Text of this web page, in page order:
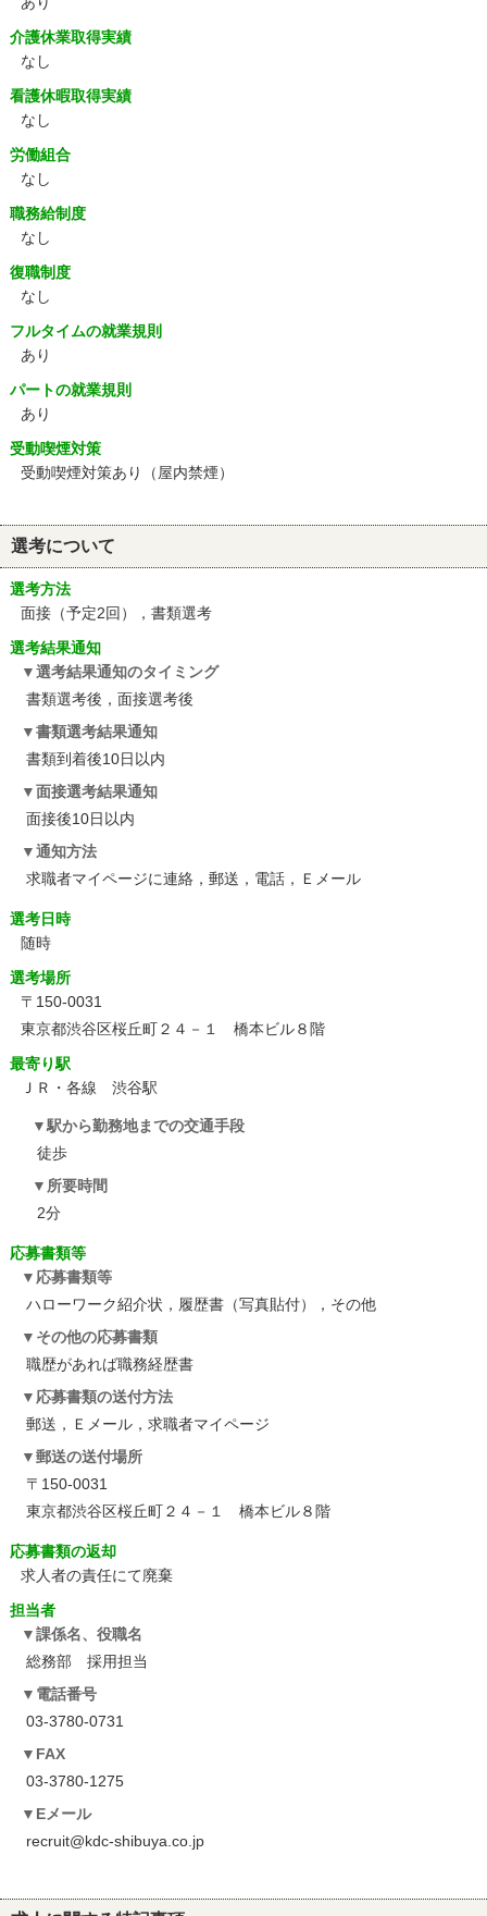
介護休業取得実績
なし
看護休暇取得実績
なし
労働組合
なし
職務給制度
なし
復職制度
なし
フルタイムの就業規則
あり
パートの就業規則
あり
受動喫煙対策
受動喫煙対策あり（屋内禁煙）
選考について
選考方法
面接（予定2回），書類選考
選考結果通知
選考結果通知のタイミング
書類選考後，面接選考後
書類選考結果通知
書類到着後10日以内
面接選考結果通知
面接後10日以内
通知方法
求職者マイページに連絡，郵送，電話，Ｅメール
選考日時
随時
選考場所
〒150-0031
東京都渋谷区桜丘町２４－１ 橋本ビル８階
最寄り駅
ＪＲ・各線 渋谷駅
駅から勤務地までの交通手段
徒歩
所要時間
2分
応募書類等
応募書類等
ハローワーク紹介状，履歴書（写真貼付），その他
その他の応募書類
職歴があれば職務経歴書
応募書類の送付方法
郵送，Ｅメール，求職者マイページ
郵送の送付場所
〒150-0031
東京都渋谷区桜丘町２４－１ 橋本ビル８階
応募書類の返却
求人者の責任にて廃棄
担当者
課係名、役職名
総務部 採用担当
電話番号
03-3780-0731
FAX
03-3780-1275
Eメール
recruit@kdc-shibuya.co.jp